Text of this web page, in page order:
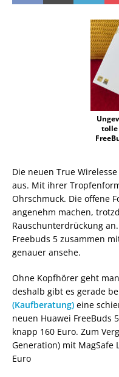
tolle
Die neuen True
aus. Mit ihrer
Ohrschmuck. Die offene
angenehm machen,
Rauschunterdrückung
Freebuds 5 zusammen
genauer ansehe.
Ohne Kopfhörer geht
deshalb gibt es gerade
(Kaufberatung) eine
neuen Huawei FreeBuds
knapp 160 Euro. Zum
Generation) mit MagSafe
Euro